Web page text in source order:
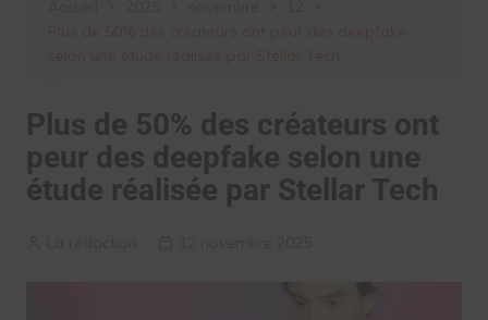
Plus de 50% des créateurs ont
peur des deepfake selon une
étude réalisée par Stellar Tech